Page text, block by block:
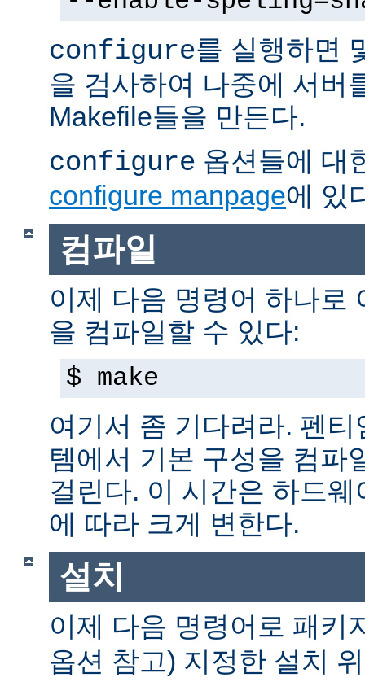
configure를 실행하면
을 검사하여 나중에 서버
Makefile들을 만든다.
configure 옵션들에 대
configure manpage에 있
컴파일
이제 다음 명령어 하나로
을 컴파일할 수 있다:
$ make
여기서 좀 기다려라. 펜
템에서 기본 구성을 컴파
걸린다. 이 시간은 하드
에 따라 크게 변한다.
설치
이제 다음 명령어로 패키
옵션 참고) 지정한 설치